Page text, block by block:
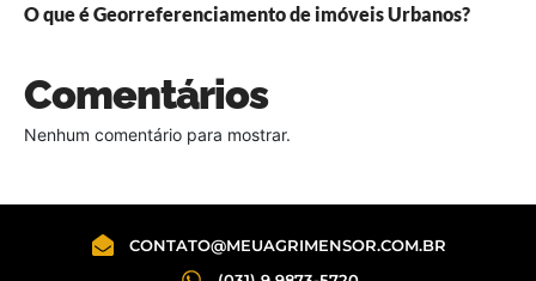
O que é Georreferenciamento de imóveis Urbanos?
Comentários
Nenhum comentário para mostrar.
CONTATO@MEUAGRIMENSOR.COM.BR